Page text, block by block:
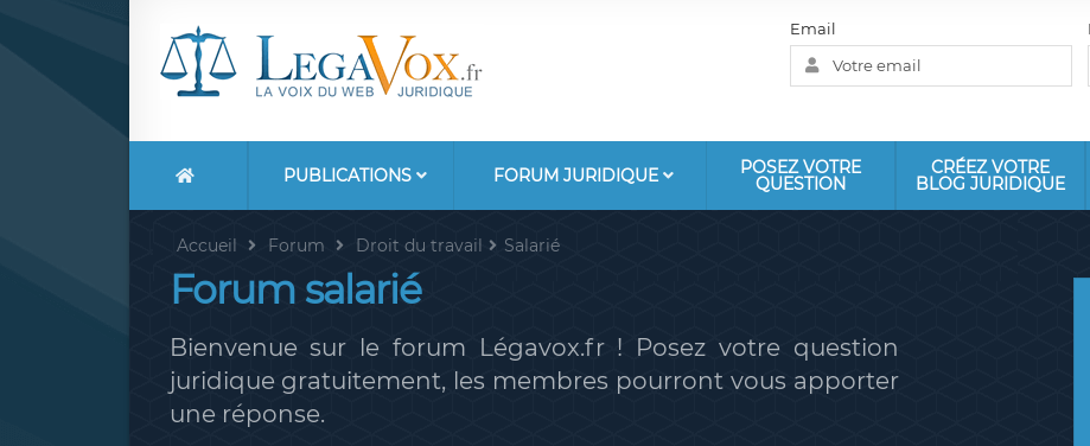
Email
PUBLICATIONS FORUM JURIDIQUE POSEZ VOTRE
QUESTION
CRÉEZ VOTRE
BLOG JURIDIQUE
Accueil Forum Droit du travail Salarié
Forum salarié
Bienvenue sur le forum Légavox.fr ! Posez votre question
juridique gratuitement, les membres pourront vous apporter
une réponse.